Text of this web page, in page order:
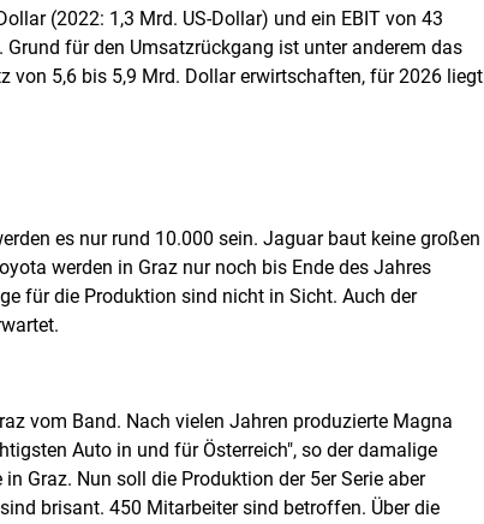
(2022: 1,3 Mrd. US-Dollar) und ein EBIT von 43
für den Umsatzrückgang ist unter anderem das
von 5,6 bis 5,9 Mrd. Dollar erwirtschaften, für 2026 liegt
es nur rund 10.000 sein. Jaguar baut keine großen
werden in Graz nur noch bis Ende des Jahres
für die Produktion sind nicht in Sicht. Auch der
vom Band. Nach vielen Jahren produzierte Magna
Auto in und für Österreich", so der damalige
Graz. Nun soll die Produktion der 5er Serie aber
brisant. 450 Mitarbeiter sind betroffen. Über die